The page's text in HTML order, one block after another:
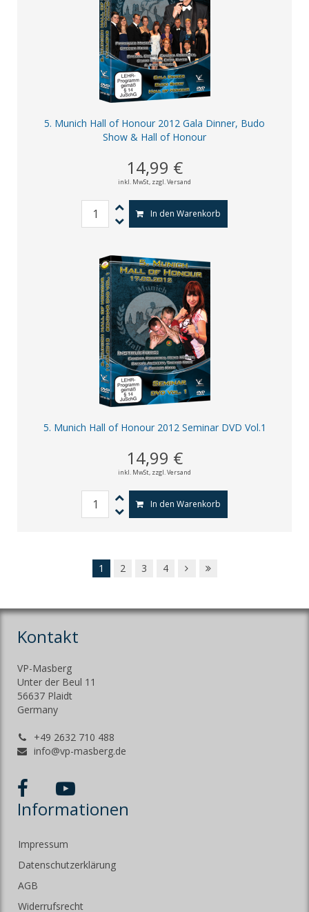
5. Munich Hall of Honour 2012 Gala Dinner, Budo
Show & Hall of Honour
14,99 €
inkl. MwSt, zzgl. Versand
In den Warenkorb
5. Munich Hall of Honour 2012 Seminar DVD Vol.1
14,99 €
inkl. MwSt, zzgl. Versand
In den Warenkorb
1 2 3 4
Kontakt
VP-Masberg
Unter der Beul 11
56637 Plaidt
Germany
+49 2632 710 488
info@vp-masberg.de
Informationen
Impressum
Datenschutzerklärung
AGB
Widerrufsrecht